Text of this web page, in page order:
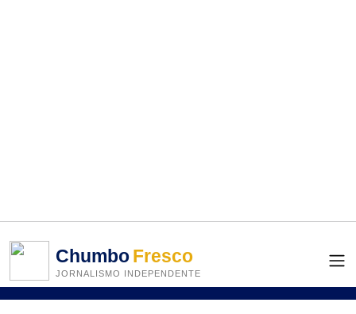
ChumboFresco
JORNALISMO INDEPENDENTE